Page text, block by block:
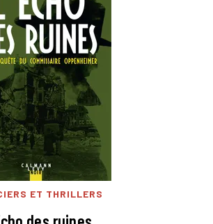
ET THRILLERS